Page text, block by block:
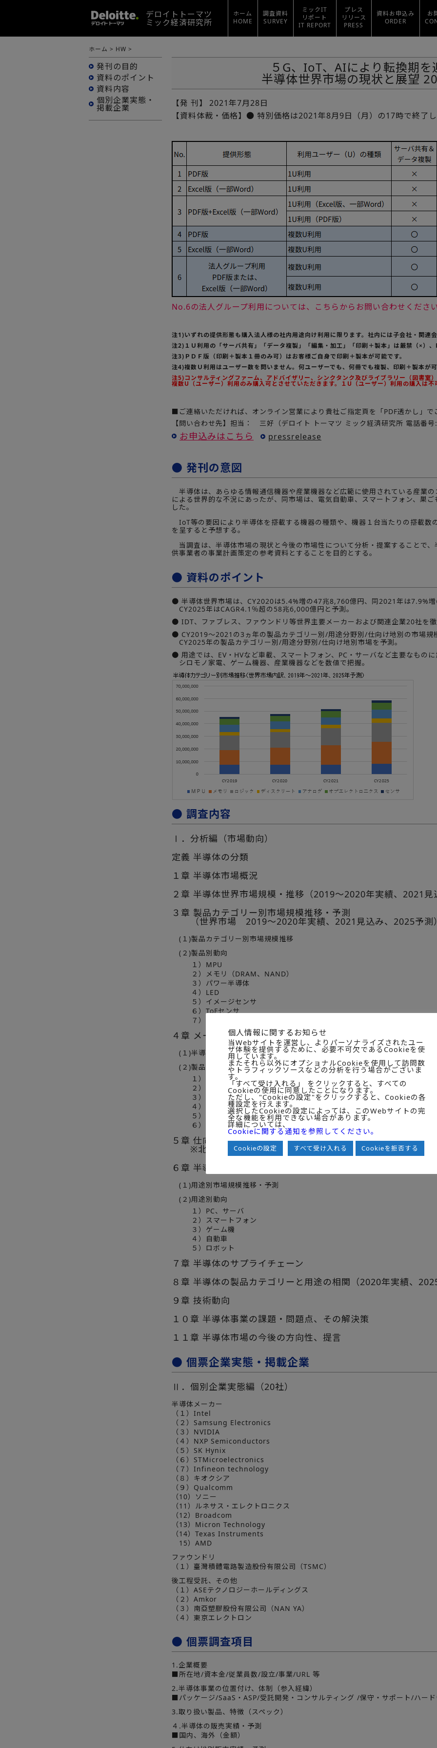
デロイトトーマツ
ミック経済研究所
ホーム
HOME
調査資料
SURVEY
ミックIT
リポート
IT REPORT
プレス
リリース
PRESS
資料お申込み
ORDER
お
ホーム > HW >
発刊の目的
資料のポイント
資料内容
個別企業実態・
掲載企業
５G、IoT、AIにより転換期を
半導体世界市場の現状と展望
【発 刊】
2021年7月28日
【資料体裁・価格】● 特別価格は2021年8月9日（月）の17時で終了し
No.6の法人グループ利用については、こちらからお問い合わせください
注1)いずれの提供形態も購入法人様の社内用途向け利用に限ります。社内には子会社・関連会
注2)１Ｕ利用の「サーバ共有」「データ複製」「編集・加工」「印刷＋製本」は厳禁（×）、
注3)ＰＤＦ版（印刷＋製本１冊のみ可）はお客様ご自身で印刷＋製本が可能です。
注4)複数Ｕ利用はユーザー数を問いません。何ユーザーでも、何冊でも複製、印刷＋製本が可
注5)コンサルティングファーム、アドバイザリー、シンクタンク及びライブラリー（図書室
複数U（ユーザー）利用のみ購入可とさせていただきます。１U（ユーザー）利用の購入は不
■ご連絡いただければ、オンライン営業により貴社ご指定頁を「PDF透かし」で
【問い合わせ先】担当： 三好（デロイト トーマツ ミック経済研究所 電話番
お申込みはこちら pressrelease
● 発刊の意図
半導体は、あらゆる情報通信機器や産業機器など広範に使用されている産業
による世界的な不況にあったが、同市場は、電気自動車、スマートフォン、巣
した。
IoT等の要因により半導体を搭載する機器の種類や、機器１台当たりの搭載数
を呈すると予想する。
当調査は、半導体市場の現状と今後の市場性について分析・提案することで
供事業者の事業計画策定の参考資料とすることを目的とする。
● 資料のポイント
● 半導体世界市場は、CY2020は5.4%増の47兆8,760億円、同2021年は7.9%増
CY2025年はCAGR4.1％超の58兆6,000億円と予測。
● IDT、ファブレス、ファウンドリ等世界主要メーカーおよび関連企業20社を徹
● CY2019～2021の3ヵ年の製品カテゴリー別/用途分野別/仕向け地別の市場規
CY2025年の製品カテゴリー別/用途分野別/仕向け地別市場を予測。
● 用途では、EV・HVなど車載、スマートフォン、PC・サーバなど主要なものに
シロモノ家電、ゲーム機器、産業機器などを数値で把握。
● 調査内容
Ⅰ．分析編（市場動向）
定義 半導体の分類
１章 半導体市場概況
２章 半導体世界市場規模・推移（2019～2020年実績、2021見
３章 製品カテゴリー別市場規模推移・予測
（世界市場 2019～2020年実績、2021見込み、2025予測）
(１)製品カテゴリー別市場規模推移
(２)製品別動向
１）MPU
２）メモリ（DRAM、NAND）
３）パワー半導体
４）LED
５）イメージセンサ
６）ToFセンサ
７）MEMS(関連市場として）
４章 メーカーシェア（2019～2020年実績、2021見込み）
(１)半導体市場全体
(２)製品カテゴリー別
１）MPU
２）メモリ（DRAM、NAND）
３）ロジック半導体
４）アナログ半導体
５）センサ
６）パワー半導体(他カテゴリーと重複）
５章 仕向け地シェア（2019～2020年実績、2021見込み、2025
※北米、欧州、アジア（日本、中国除）、日本、中国、その
６章 半導体用途別市場規模推移・予測（2019～2020年実績、
(１)用途別市場規模推移・予測
(２)用途別動向
１）PC、サーバ
２）スマートフォン
３）ゲーム機
４）自動車
５）ロボット
７章 半導体のサプライチェーン
８章 半導体の製品カテゴリーと用途の相関（2020年実績、
９章 技術動向
１０章 半導体事業の課題・問題点、その解決策
１１章 半導体市場の今後の方向性、提言
● 個票企業実態・掲載企業
Ⅱ．個別企業実態編（20社）
半導体メーカー
（１）Intel
（２）Samsung Electronics
（３）NVIDIA
（４）NXP Semiconductors
（５）SK Hynix
（６）STMicroelectronics
（７）Infineon technology
（８）キオクシア
（９）Qualcomm
（10）ソニー
（11）ルネサス・エレクトロニクス
（12）Broadcom
（13）Micron Technology
（14）Texas Instruments
15）AMD
ファウンドリ
（１）臺灣積體電路製造股份有限公司（TSMC）
後工程受託、その他
（１）ASEテクノロジーホールディングス
（２）Amkor
（３）南亞塑膠股份有限公司（NAN YA）
（４）東京エレクトロン
● 個票調査項目
1.企業概要
■所在地/資本金/従業員数/設立/事業/URL 等
2.半導体事業の位置付け、体制（参入経緯）
■パッケージ/SaaS・ASP/受託開発・コンサルティング /保守・サポート/ハー
3.取り扱い製品、特徴（スペック）
４.半導体の販売実績・予測
■国内、海外（金額）
個人情報に関するお知らせ
当Webサイトを運営し、よりパーソナライズされたユー
ザ体験を提供するために、必要不可欠であるCookieを使
用しています。
またそれら以外にオプショナルCookieを使用して訪問数
やトラフィックソースなどの分析を行う場合がございま
す。
「すべて受け入れる」 をクリックすると、すべての
Cookieの使用に同意したことになります。
ただし、"Cookieの設定"をクリックすると、Cookieの各
種設定を行えます。
選択したCookieの設定によっては、このWebサイトの完
全な機能を利用できない場合があります。
詳細については、
Cookieに関する通知を参照してください。
Cookieの設定 すべて受け入れる Cookieを拒否する